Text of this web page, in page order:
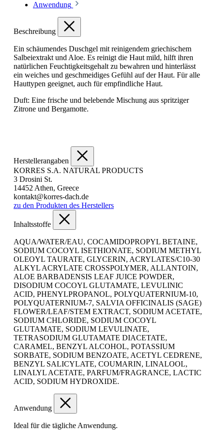
Anwendung
Beschreibung
Ein schäumendes Duschgel mit reinigendem griechischem
Salbeiextrakt und Aloe. Es reinigt die Haut mild, hilft ihren
natürlichen Feuchtigkeitsgehalt zu bewahren und hinterlässt
ein weiches und geschmeidiges Gefühl auf der Haut. Für alle
Hauttypen geeignet, auch für empfindliche Haut.
Duft: Eine frische und belebende Mischung aus spritziger
Zitrone und Bergamotte.
Herstellerangaben
KORRES S.A. NATURAL PRODUCTS
3 Drosini St.
14452 Athen, Greece
kontakt@korres-dach.de
zu den Produkten des Herstellers
Inhaltsstoffe
AQUA/WATER/EAU, COCAMIDOPROPYL BETAINE,
SODIUM COCOYL ISETHIONATE, SODIUM METHYL
OLEOYL TAURATE, GLYCERIN, ACRYLATES/C10-30
ALKYL ACRYLATE CROSSPOLYMER, ALLANTOIN,
ALOE BARBADENSIS LEAF JUICE POWDER,
DISODIUM COCOYL GLUTAMATE, LEVULINIC
ACID, PHENYLPROPANOL, POLYQUATERNIUM-10,
POLYQUATERNIUM-7, SALVIA OFFICINALIS (SAGE)
FLOWER/LEAF/STEM EXTRACT, SODIUM ACETATE,
SODIUM CHLORIDE, SODIUM COCOYL
GLUTAMATE, SODIUM LEVULINATE,
TETRASODIUM GLUTAMATE DIACETATE,
CARAMEL, BENZYL ALCOHOL, POTASSIUM
SORBATE, SODIUM BENZOATE, ACETYL CEDRENE,
BENZYL SALICYLATE, COUMARIN, LINALOOL,
LINALYL ACETATE, PARFUM/FRAGRANCE, LACTIC
ACID, SODIUM HYDROXIDE.
Anwendung
Ideal für die tägliche Anwendung.